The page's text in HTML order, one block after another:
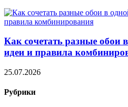
Как сочетать разные обои
идеи и правила
25.07.2026
Рубрики